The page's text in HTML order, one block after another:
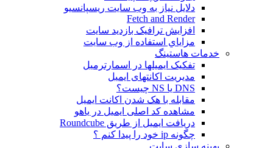
دلايل نياز به وب سايت ريسپانسيو
Fetch and Render
افزایش ترافیک بازدید سایت
مزاياي استفاده از وب سايت
خدمات هاستینگ
تفکیک ایمیلها در اسمارترمیل
مدیریت اکانتهای ایمیل
DNS یا NS چیست؟
مقابله با هک شدن اکانت ایمیل
مشاهده کد اصلی ایمیل در یاهو
دریافت ایمیل از طریق Roundcube
چگونه ip خود را پیدا کنم ؟
بهینه سازی سایت